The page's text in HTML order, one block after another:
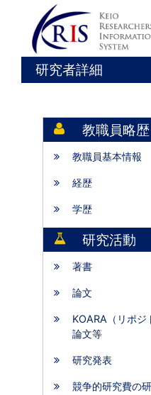
研究者詳細
教職員略歴
教職員基本情報
経歴
学歴
研究活動
著書
論文
KOARA（リポジ
論文等
研究発表
競争的研究費の